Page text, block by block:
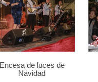
Encesa de luces de
Navidad